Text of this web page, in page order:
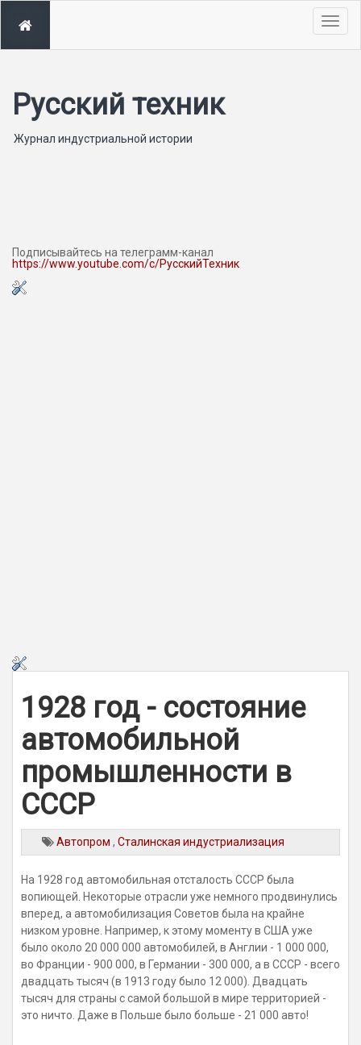
Русский техник
Журнал индустриальной истории
Подписывайтесь на телеграмм-канал
https://www.youtube.com/c/РусскийТехник
1928 год - состояние
автомобильной
промышленности в
СССР
Автопром , Сталинская индустриализация
На 1928 год автомобильная отсталость СССР была
вопиющей. Некоторые отрасли уже немного продвинулись
вперед, а автомобилизация Советов была на крайне
низком уровне. Например, к этому моменту в США уже
было около 20 000 000 автомобилей, в Англии - 1 000 000,
во Франции - 900 000, в Германии - 300 000, а в СССР - всего
двадцать тысяч (в 1913 году было 12 000). Двадцать
тысяч для страны с самой большой в мире территорией -
это ничто. Даже в Польше было больше - 21 000 авто!